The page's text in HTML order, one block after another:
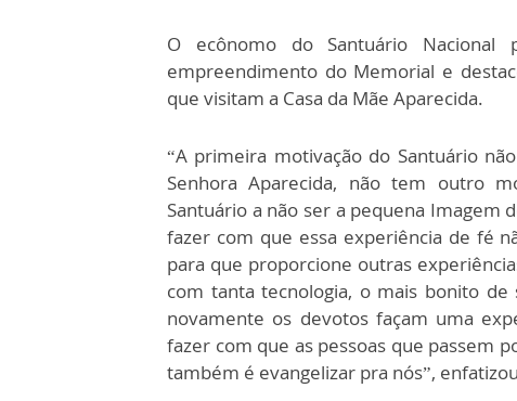
O ecônomo do Santuário Nacional
empreendimento do Memorial e
que visitam a Casa da Mãe Aparecida.
“A primeira motivação do Santuário
Senhora Aparecida, não tem outro
Santuário a não ser a pequena Imagem
fazer com que essa experiência de fé
para que proporcione outras
com tanta tecnologia, o mais bonito
novamente os devotos façam uma
fazer com que as pessoas que passem
também é evangelizar pra nós”,